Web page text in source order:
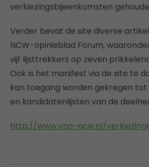
verkiezingsbijeenkomsten
Verder bevat de site diverse
NCW-opinieblad Forum,
vijf lijsttrekkers op zeven
Ook is het manifest via de site te
kan toegang worden gekregen tot
en kandidatenlijsten van de
http://www.vno-ncw.nl/